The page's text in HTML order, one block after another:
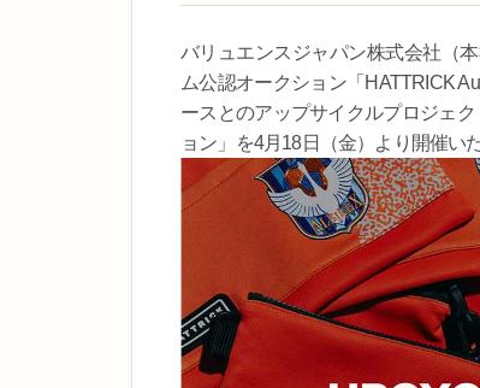
バリュエンスジャパン株式会社（
ム公認オークション「HATTRICK
ースとのアップサイクルプロジェ
ョン」を4月18日（金）より開催い